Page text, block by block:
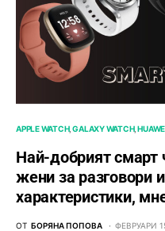
APPLE WATCH GALAXY WATCH
Най-добрият
жени за разговори
характеристики,
ОТ БОРЯНА ПОПОВА ФЕВРУАРИ